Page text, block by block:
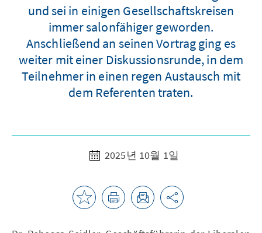
und sei in einigen Gesellschaftskreisen
immer salonfähiger geworden.
Anschließend an seinen Vortrag ging es
weiter mit einer Diskussionsrunde, in dem
Teilnehmer in einen regen Austausch mit
dem Referenten traten.
2025년 10월 1일